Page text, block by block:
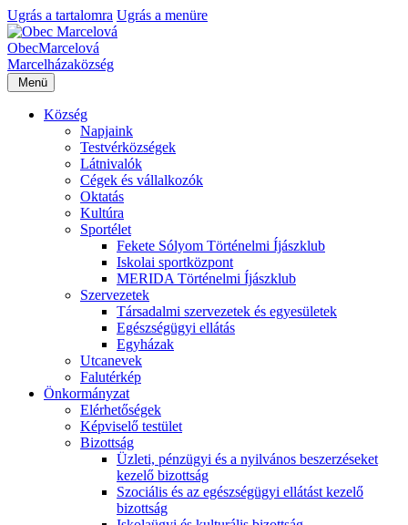
Ugrás a tartalomra Ugrás a menüre
ObecMarcelová
Marcelházaközség
Menü
Község
Napjaink
Testvérközségek
Látnivalók
Cégek és vállalkozók
Oktatás
Kultúra
Sportélet
Fekete Sólyom Történelmi Íjászklub
Iskolai sportközpont
MERIDA Történelmi Íjászklub
Szervezetek
Társadalmi szervezetek és egyesületek
Egészségügyi ellátás
Egyházak
Utcanevek
Falutérkép
Önkormányzat
Elérhetőségek
Képviselő testület
Bizottság
Üzleti, pénzügyi és a nyilvános beszerzéseket
kezelő bizottság
Szociális és az egészségügyi ellátást kezelő
bizottság